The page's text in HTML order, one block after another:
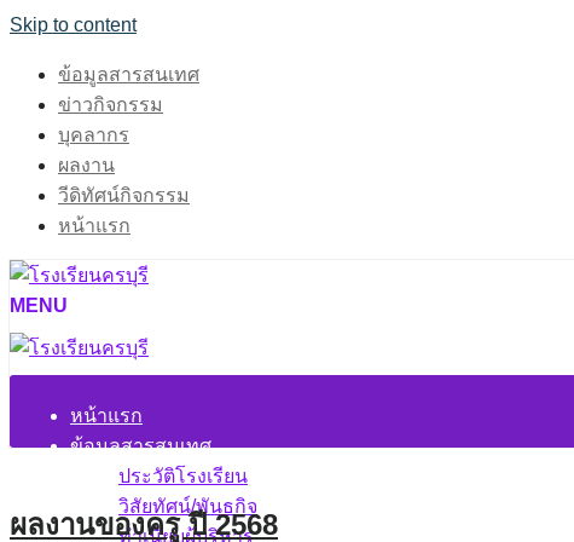
Skip to content
ข้อมูลสารสนเทศ
ข่าวกิจกรรม
บุคลากร
ผลงาน
วีดิทัศน์กิจกรรม
หน้าแรก
MENU
หน้าแรก
ข้อมูลสารสนเทศ
ประวัติโรงเรียน
วิสัยทัศน์/พันธกิจ
ทำเนียบผู้บริหาร
ผลงานของครู ปี 2568